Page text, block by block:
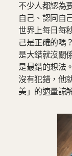
不少人都認為
自己、認同自
世界上每日每
己是正確的嗎
是大錯就沒關
是最錯的想法
沒有犯錯，他
美」的適量諒